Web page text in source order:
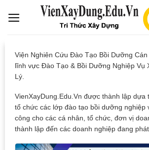
Viện Nghiên Cứu Đào Tạo Bồi Dưỡng
lĩnh vực Đào Tạo & Bồi Dưỡng Nghiệp Vụ
Lý.
VienXayDung.Edu.Vn được thành lập dựa
tổ chức các lớp đào tạo bồi dưỡng nghiệp
công cho các cá nhân, tổ chức, đơn vị
thành lập đến các doanh nghiệp đang phát